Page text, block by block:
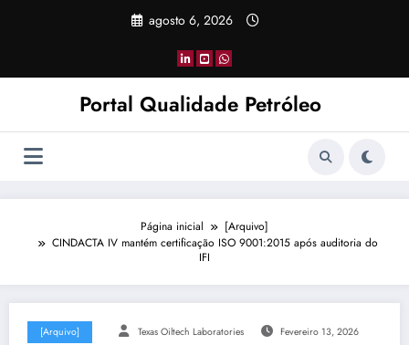
agosto 6, 2026
Portal Qualidade Petróleo
Página inicial
[Arquivo]
CINDACTA IV mantém certificação ISO 9001:2015 após auditoria do
IFI
[Arquivo] Texas Oiltech Laboratories Fevereiro 13, 2026